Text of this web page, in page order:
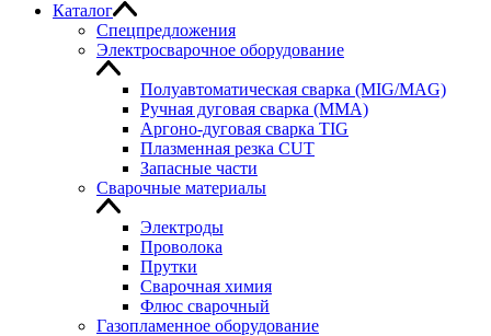
Каталог
Спецпредложения
Электросварочное оборудование
Полуавтоматическая сварка (MIG/MAG)
Ручная дуговая сварка (MMA)
Аргоно-дуговая сварка TIG
Плазменная резка CUT
Запасные части
Сварочные материалы
Электроды
Проволока
Прутки
Сварочная химия
Флюс сварочный
Газопламенное оборудование